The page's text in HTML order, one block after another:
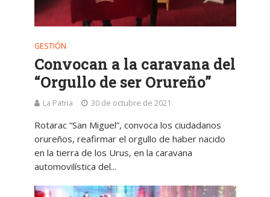
GESTIÓN
Convocan a la caravana del
“Orgullo de ser Orureño”
La Patria 30 de octubre de 2021
Rotarac “San Miguel”, convoca los ciudadanos
orureños, reafirmar el orgullo de haber nacido
en la tierra de los Urus, en la caravana
automovilística del...